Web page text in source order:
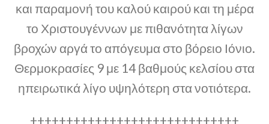
και παραμονή του καλού καιρού και τη μέρα
το Χριστουγέννων με πιθανότητα λίγων
βροχών αργά το απόγευμα στο βόρειο Ιόνιο.
Θερμοκρασίες 9 με 14 βαθμούς κελσίου στα
ηπειρωτικά λίγο υψηλότερη στα νοτιότερα.
+++++++++++++++++++++++++++++